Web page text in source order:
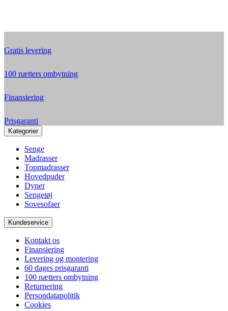
Gratis levering
100 nætters ombytning
Finansiering
Prisgaranti
Kategorier
Senge
Madrasser
Topmadrasser
Hovedpuder
Dyner
Sengetøj
Sovesofaer
Kundeservice
Kontakt os
Finansiering
Levering og montering
60 dages prisgaranti
100 nætters ombytning
Returnering
Persondatapolitik
Cookies